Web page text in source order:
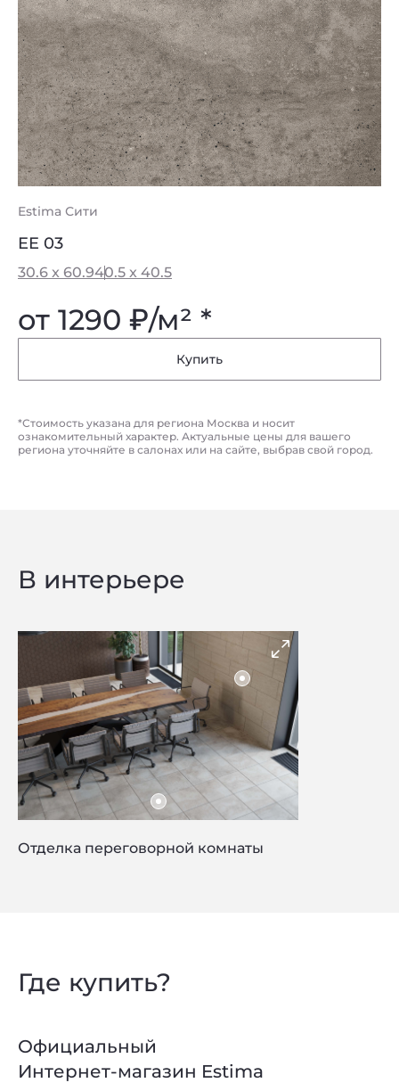
Estima Сити
EE 03
30.6 x 60.940.5 x 40.5
от 1290 ₽/м² *
Купить
*Стоимость указана для региона Москва и носит
ознакомительный характер. Актуальные цены для вашего
региона уточняйте в салонах или на сайте, выбрав свой город.
В интерьере
Отделка переговорной комнаты
Где купить?
Официальный
Интернет-магазин Estima